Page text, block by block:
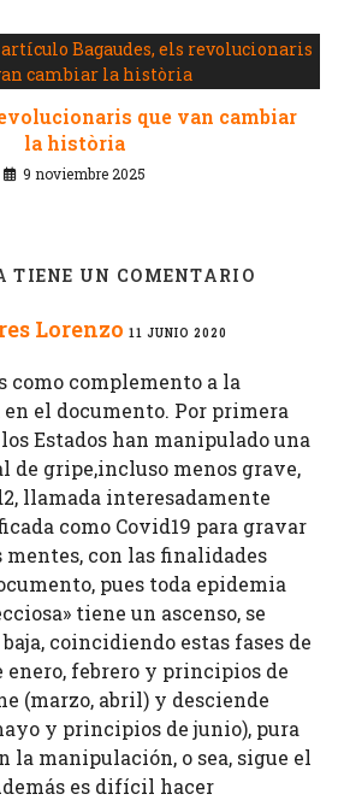
que van cambiar
la història
9 noviembre 2025
TIENE UN COMENTARIO
Lorenzo 11 JUNIO 2020
como complemento a la
el documento. Por primera
Estados han manipulado una
de gripe,incluso menos grave,
llamada interesadamente
como Covid19 para gravar
mentes, con las finalidades
pues toda epidemia
tiene un ascenso, se
coincidiendo estas fases de
enero, febrero y principios de
(marzo, abril) y desciende
y principios de junio), pura
la manipulación, o sea, sigue el
es difícil hacer